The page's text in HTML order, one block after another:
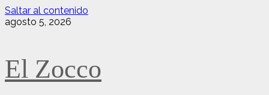
Saltar al contenido
agosto 5, 2026
El Zocco